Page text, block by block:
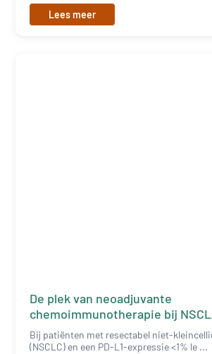
Lees meer
De plek van neoadjuvante
chemoimmunotherapie bij
L1<1%
Bij patiënten met resectabel niet-
(NSCLC) en een PD-L1-expressie <1% le ...